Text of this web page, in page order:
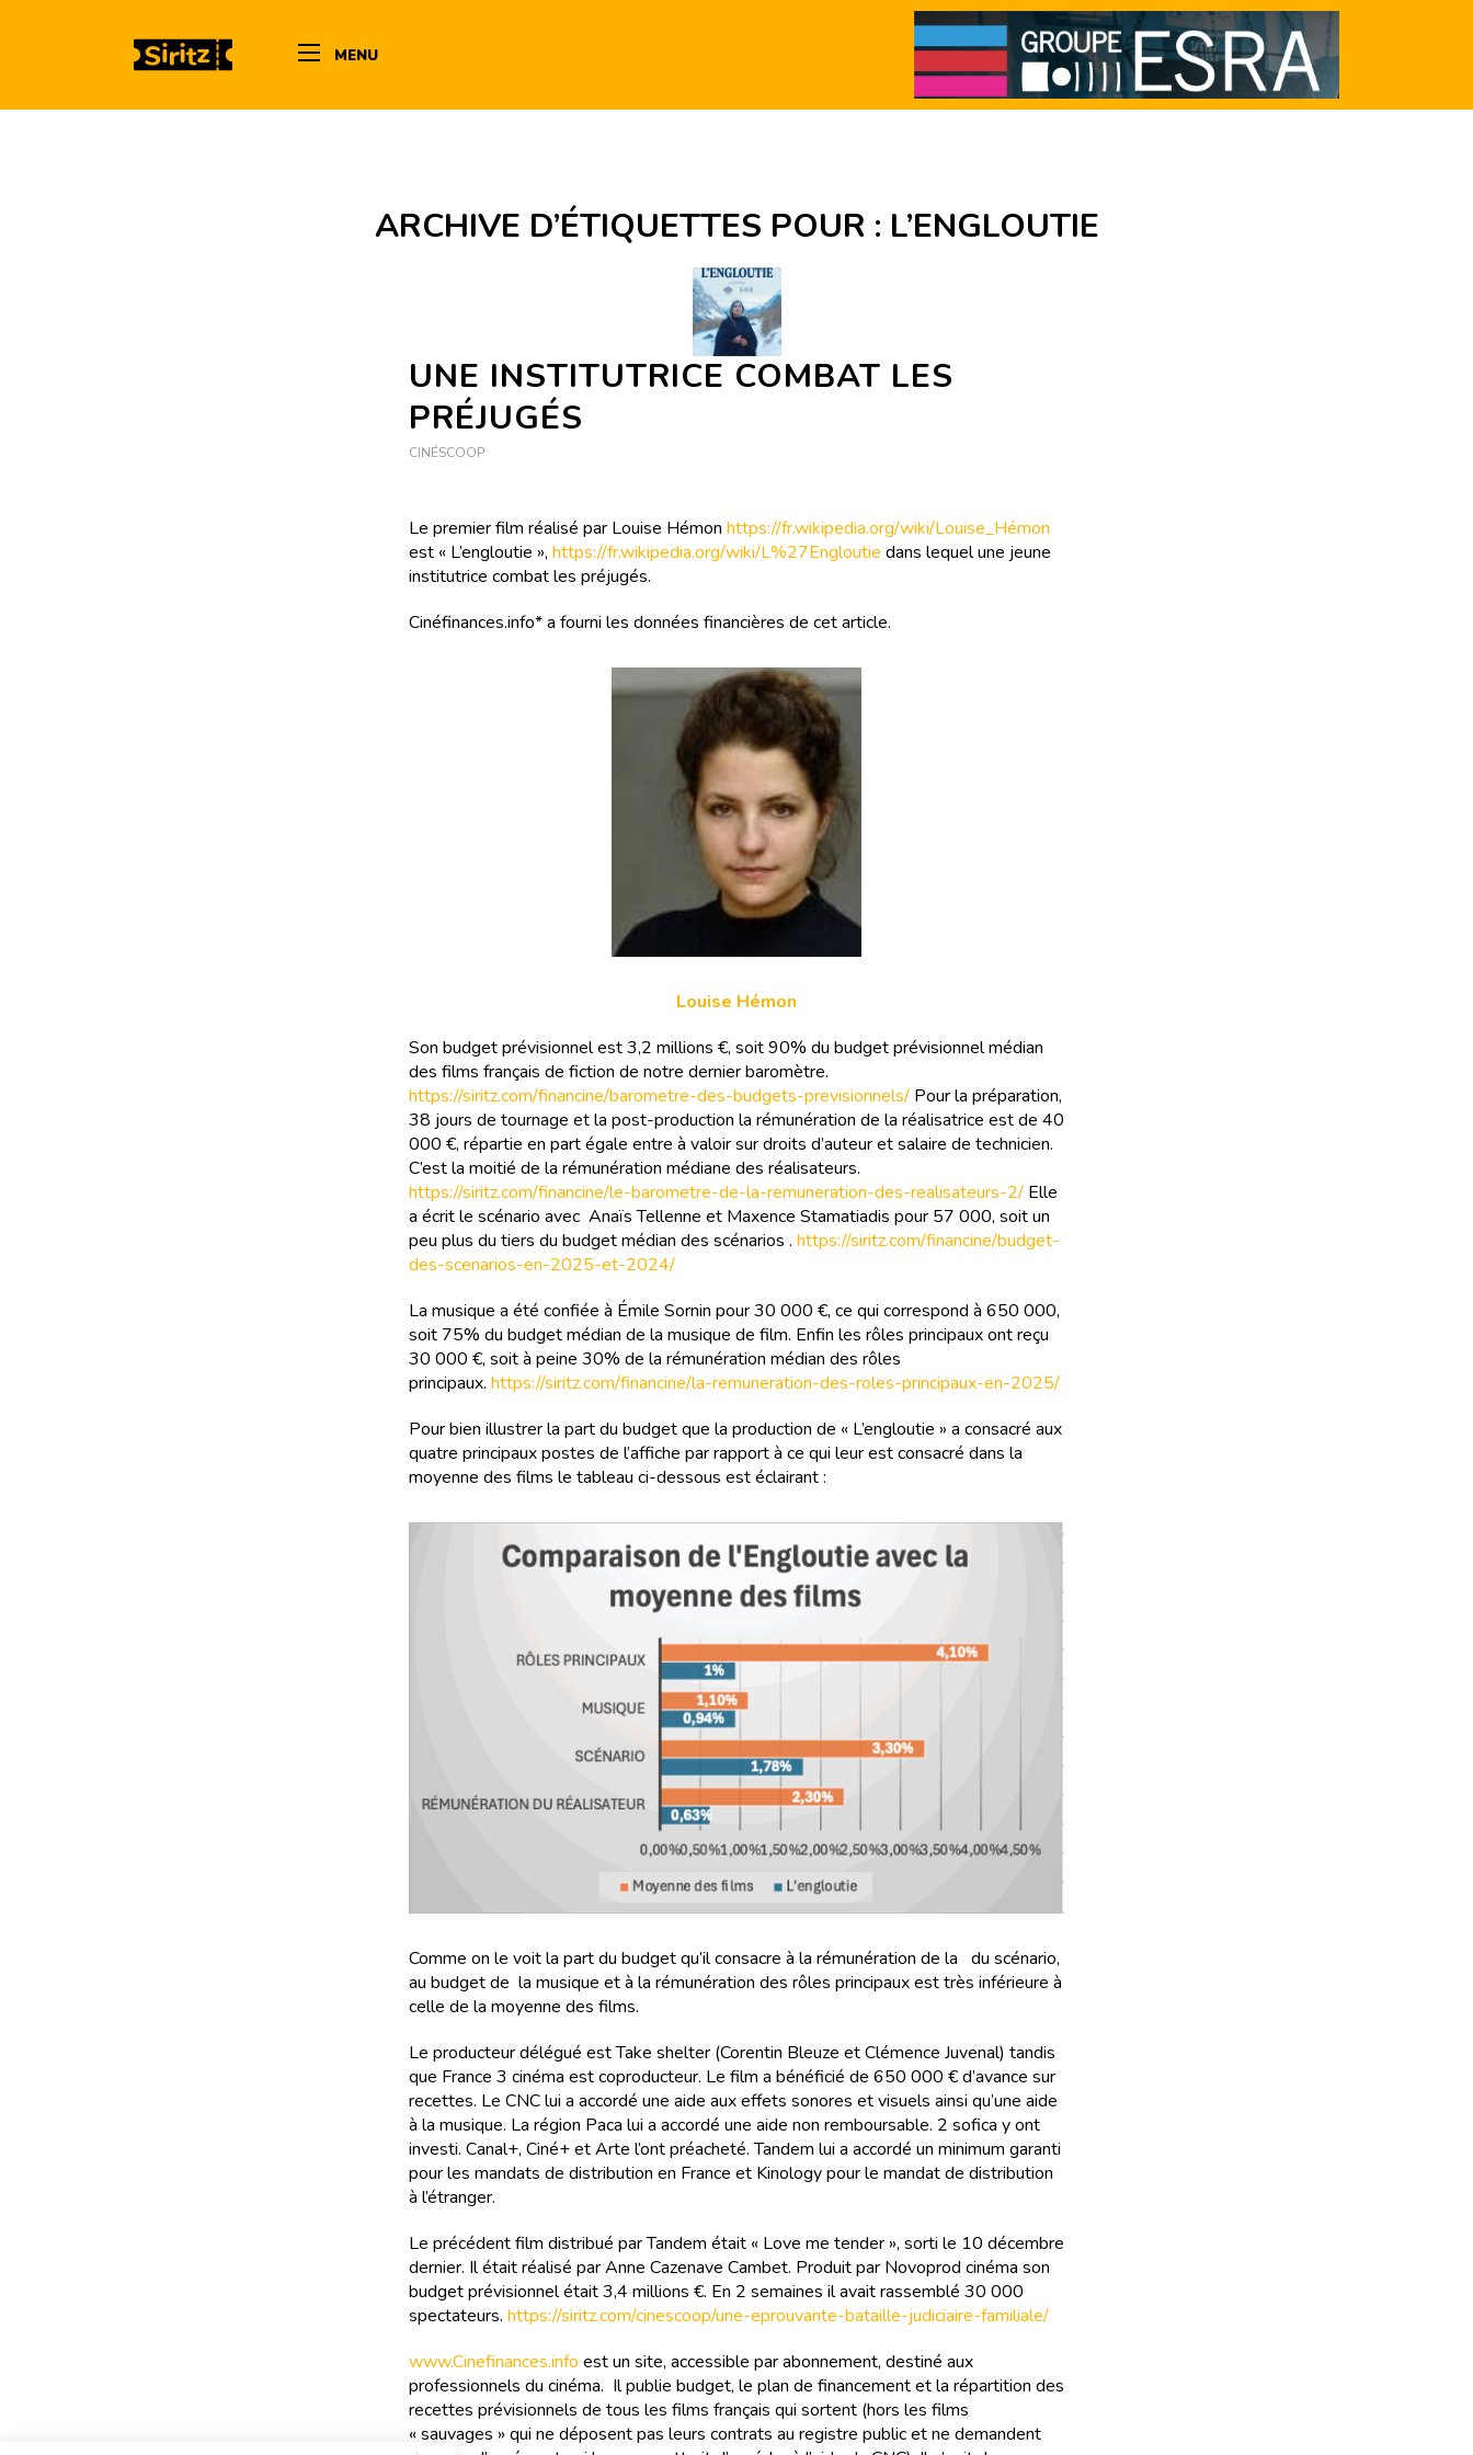
MENU
ARCHIVE D’ÉTIQUETTES POUR : L’ENGLOUTIE
UNE INSTITUTRICE COMBAT LES
PRÉJUGÉS
CINÉSCOOP
Le premier film réalisé par Louise Hémon https://fr.wikipedia.org/wiki/Louise_Hémon
est « L’engloutie », https://fr.wikipedia.org/wiki/L%27Engloutie dans lequel une jeune
institutrice combat les préjugés.
Cinéfinances.info* a fourni les données financières de cet article.
Louise Hémon
Son budget prévisionnel est 3,2 millions €, soit 90% du budget prévisionnel médian
des films français de fiction de notre dernier baromètre.
https://siritz.com/financine/barometre-des-budgets-previsionnels/ Pour la préparation,
38 jours de tournage et la post-production la rémunération de la réalisatrice est de 40
000 €, répartie en part égale entre à valoir sur droits d’auteur et salaire de technicien.
C’est la moitié de la rémunération médiane des réalisateurs.
https://siritz.com/financine/le-barometre-de-la-remuneration-des-realisateurs-2/ Elle
a écrit le scénario avec Anaïs Tellenne et Maxence Stamatiadis pour 57 000, soit un
peu plus du tiers du budget médian des scénarios . https://siritz.com/financine/budget-
des-scenarios-en-2025-et-2024/
La musique a été confiée à Émile Sornin pour 30 000 €, ce qui correspond à 650 000,
soit 75% du budget médian de la musique de film. Enfin les rôles principaux ont reçu
30 000 €, soit à peine 30% de la rémunération médian des rôles
principaux. https://siritz.com/financine/la-remuneration-des-roles-principaux-en-2025/
Pour bien illustrer la part du budget que la production de « L’engloutie » a consacré aux
quatre principaux postes de l’affiche par rapport à ce qui leur est consacré dans la
moyenne des films le tableau ci-dessous est éclairant :
Comme on le voit la part du budget qu’il consacre à la rémunération de la du scénario,
au budget de la musique et à la rémunération des rôles principaux est très inférieure à
celle de la moyenne des films.
Le producteur délégué est Take shelter (Corentin Bleuze et Clémence Juvenal) tandis
que France 3 cinéma est coproducteur. Le film a bénéficié de 650 000 € d’avance sur
recettes. Le CNC lui a accordé une aide aux effets sonores et visuels ainsi qu’une aide
à la musique. La région Paca lui a accordé une aide non remboursable. 2 sofica y ont
investi. Canal+, Ciné+ et Arte l’ont préacheté. Tandem lui a accordé un minimum garanti
pour les mandats de distribution en France et Kinology pour le mandat de distribution
à l’étranger.
Le précédent film distribué par Tandem était « Love me tender », sorti le 10 décembre
dernier. Il était réalisé par Anne Cazenave Cambet. Produit par Novoprod cinéma son
budget prévisionnel était 3,4 millions €. En 2 semaines il avait rassemblé 30 000
spectateurs. https://siritz.com/cinescoop/une-eprouvante-bataille-judiciaire-familiale/
www.Cinefinances.info est un site, accessible par abonnement, destiné aux
professionnels du cinéma. Il publie budget, le plan de financement et la répartition des
recettes prévisionnels de tous les films français qui sortent (hors les films
« sauvages » qui ne déposent pas leurs contrats au registre public et ne demandent